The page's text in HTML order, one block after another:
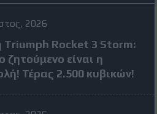
2026
Triumph Rocket 3 Storm:
ζητούμενο είναι η
Τέρας 2.500 κυβικών!